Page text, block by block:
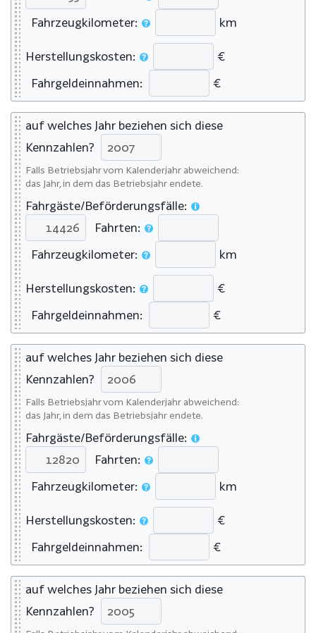
Fahrzeugkilometer:
km
Herstellungskosten:
€
Fahrgeldeinnahmen:
€
auf welches Jahr beziehen sich diese
Kennzahlen?
Falls Betriebsjahr vom Kalenderjahr abweichend:
das Jahr, in dem das Betriebsjahr endete.
Fahrgäste/Beförderungsfälle:
Fahrten:
Fahrzeugkilometer:
km
Herstellungskosten:
€
Fahrgeldeinnahmen:
€
auf welches Jahr beziehen sich diese
Kennzahlen?
Falls Betriebsjahr vom Kalenderjahr abweichend:
das Jahr, in dem das Betriebsjahr endete.
Fahrgäste/Beförderungsfälle:
Fahrten:
Fahrzeugkilometer:
km
Herstellungskosten:
€
Fahrgeldeinnahmen:
€
auf welches Jahr beziehen sich diese
Kennzahlen?